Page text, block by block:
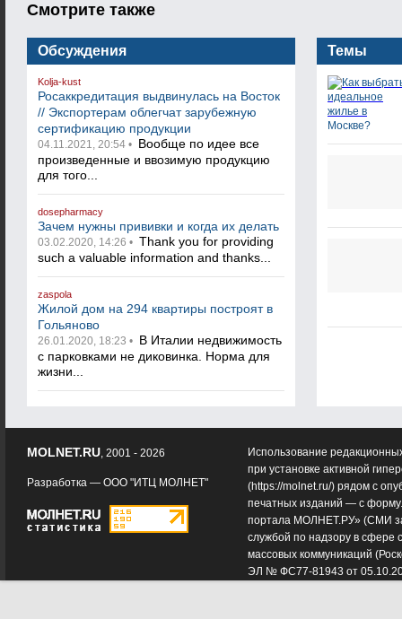
Смотрите также
Обсуждения
Kolja-kust
Росаккредитация выдвинулась на Восток
// Экспортерам облегчат зарубежную
сертификацию продукции
04.11.2021, 20:54 • Вообще по идее все
произведенные и ввозимую продукцию
для того...
dosepharmacy
Зачем нужны прививки и когда их делать
03.02.2020, 14:26 • Thank you for providing
such a valuable information and thanks...
zaspola
Жилой дом на 294 квартиры построят в
Гольяново
26.01.2020, 18:23 • В Италии недвижимость
с парковками не диковинка. Норма для
жизни...
Темы
Использование
при установке активной
(https://molnet.ru/) рядом с
печатных изданий — с
портала МОЛНЕТ.РУ» (СМИ
службой по надзору в сфере
массовых коммуникаций
ЭЛ № ФС77-81943 от
MOLNET.RU, 2001 - 2026
Разработка — ООО "ИТЦ МОЛНЕТ"